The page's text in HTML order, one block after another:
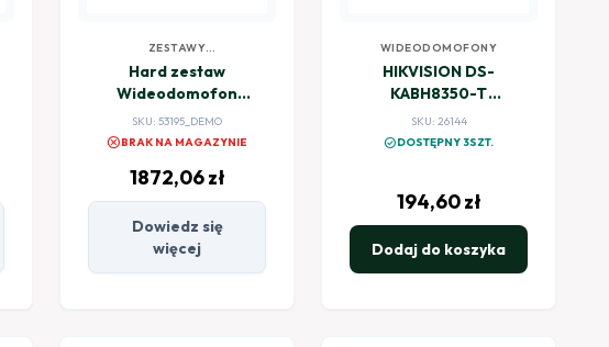
ZESTAWY
WIDEODOMOFONOWE
Hard zestaw
Wideodomofon
Hikvision DS-
KIS704EY-
SKU: 53195_DEMO
cancelBRAK NA MAGAZYNIE
1872,06zł
Dowiedz się
więcej
WIDEODOMOFONY
HIKVISION DS-
KABH8350-T
podstawka biurkowa
do monitora
SKU: 26144
check_circleDOSTĘPNY 3SZT.
194,60zł
Dodaj do koszyka